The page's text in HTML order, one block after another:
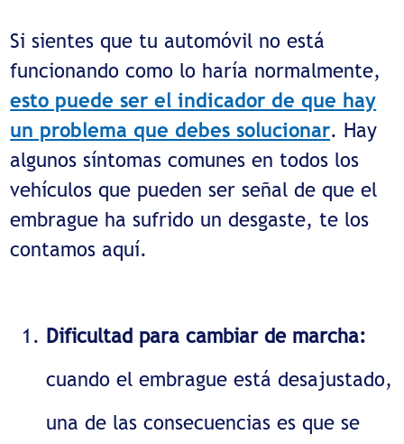
Si sientes que tu automóvil no está
funcionando como lo haría normalmente,
esto puede ser el indicador de que hay
un problema que debes solucionar. Hay
algunos síntomas comunes en todos los
vehículos que pueden ser señal de que el
embrague ha sufrido un desgaste, te los
contamos aquí.
Dificultad para cambiar de marcha:
cuando el embrague está desajustado,
una de las consecuencias es que se